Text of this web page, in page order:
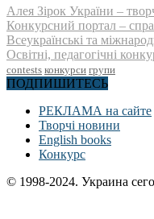
Алея Зірок України –
Конкурсний портал –
Всеукраїнські та
Освітні, педагогічні
contests конкурси групи
ПОДПИШИТЕСЬ
РЕКЛАМА на сайте
Творчі новини
English books
Конкурс
© 1998-2024. Украина